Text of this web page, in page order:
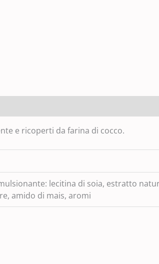
e ricoperti da farina di cocco.
lecitina di soia, estratto
amido di mais, aromi